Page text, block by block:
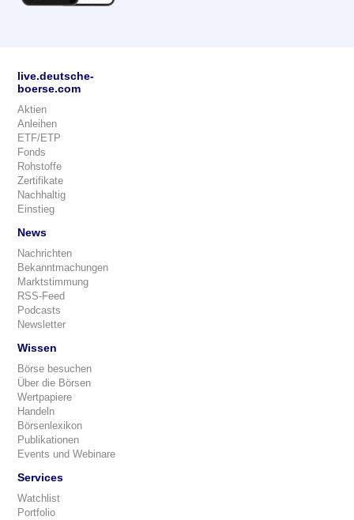
live.deutsche-
boerse.com
Aktien
Anleihen
ETF/ETP
Fonds
Rohstoffe
Zertifikate
Nachhaltig
Einstieg
News
Nachrichten
Bekanntmachungen
Marktstimmung
RSS-Feed
Podcasts
Newsletter
Wissen
Börse besuchen
Über die Börsen
Wertpapiere
Handeln
Börsenlexikon
Publikationen
Events und Webinare
Services
Watchlist
Portfolio